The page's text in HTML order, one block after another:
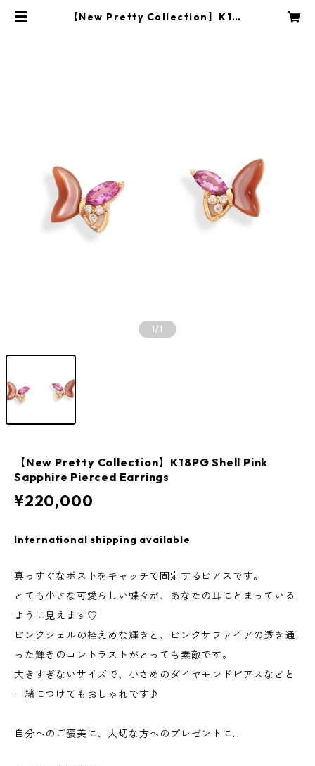
【New Pretty Collection】K18P
1/1
【New Pretty Collection】K18PG Shell Pink
Sapphire Pierced Earrings
¥220,000
International shipping available
真っすぐなポストをキャッチで固定するピアスです。
とても小さな可愛らしい蝶々が、あなたの耳にとまっている
ように見えます♡
ピンクシェルの控えめな輝きと、ピンクサファイアの透き通
った輝きのコントラストがとっても素敵です。
大きすぎないサイズで、小さめのダイヤモンドピアスなどと
一緒につけてもおしゃれです♪
自分へのご褒美に、大切な方へのプレゼントに…